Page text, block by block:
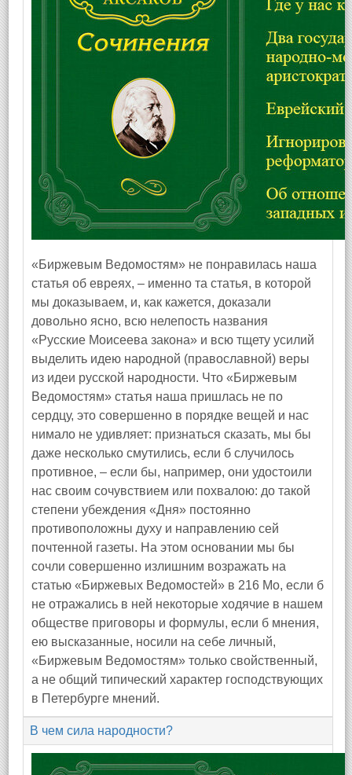
«Биржевым Ведомостям» не понравилась наша
статья об евреях, – именно та статья, в которой
мы доказываем, и, как кажется, доказали
довольно ясно, всю нелепость названия
«Русские Моисеева закона» и всю тщету усилий
выделить идею народной (православной) веры
из идеи русской народности. Что «Биржевым
Ведомостям» статья наша пришлась не по
сердцу, это совершенно в порядке вещей и нас
нимало не удивляет: признаться сказать, мы бы
даже несколько смутились, если б случилось
противное, – если бы, например, они удостоили
нас своим сочувствием или похвалою: до такой
степени убеждения «Дня» постоянно
противоположны духу и направлению сей
почтенной газеты. На этом основании мы бы
сочли совершенно излишним возражать на
статью «Биржевых Ведомостей» в 216 Mo, если б
не отражались в ней некоторые ходячие в нашем
обществе приговоры и формулы, если б мнения,
ею высказанные, носили на себе личный,
«Биржевым Ведомостям» только свойственный,
а не общий типический характер господствующих
в Петербурге мнений.
B чем сила народности?